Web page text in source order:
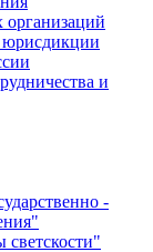
организаций
и
-